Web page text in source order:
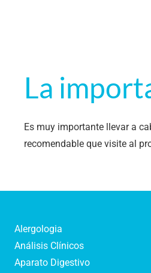
La
Es muy importante llevar a
recomendable que visite al
Alergologia
Análisis Clínicos
Aparato Digestivo